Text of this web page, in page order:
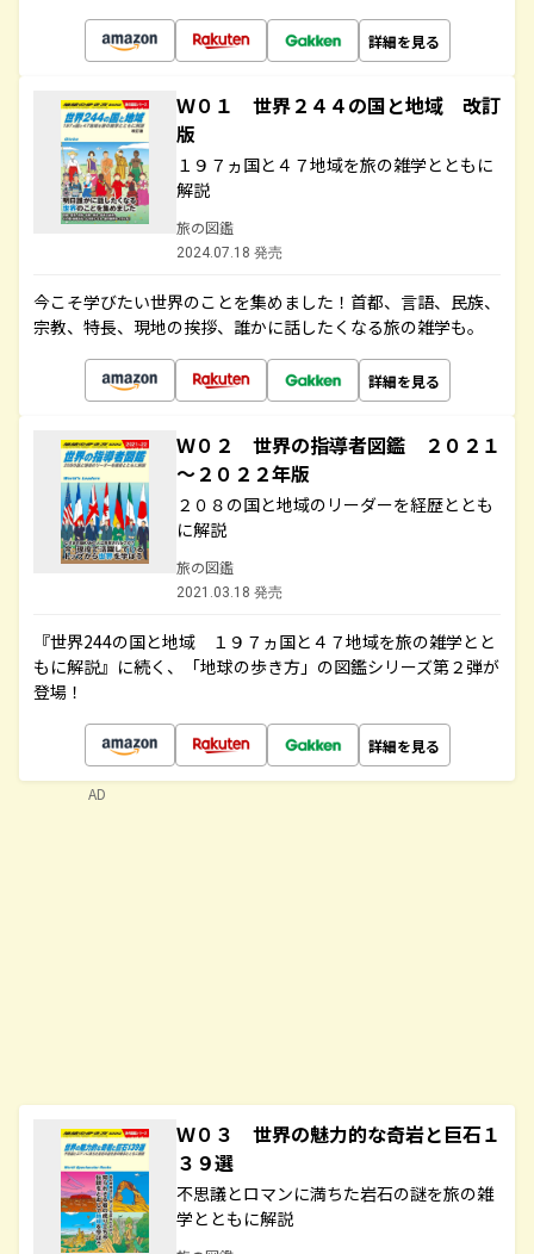
詳細を見る
Ｗ０１ 世界２４４の国と地域 改訂
版
１９７ヵ国と４７地域を旅の雑学とともに
解説
旅の図鑑
2024.07.18 発売
今こそ学びたい世界のことを集めました！首都、言語、民族、
宗教、特長、現地の挨拶、誰かに話したくなる旅の雑学も。
詳細を見る
Ｗ０２ 世界の指導者図鑑 ２０２１
～２０２２年版
２０８の国と地域のリーダーを経歴ととも
に解説
旅の図鑑
2021.03.18 発売
『世界244の国と地域 １９７ヵ国と４７地域を旅の雑学とと
もに解説』に続く、「地球の歩き方」の図鑑シリーズ第２弾が
登場！
詳細を見る
Ｗ０３ 世界の魅力的な奇岩と巨石１
３９選
不思議とロマンに満ちた岩石の謎を旅の雑
学とともに解説
AD